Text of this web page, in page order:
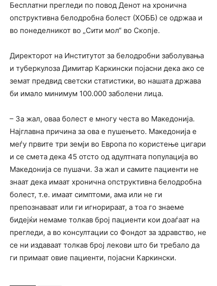
Бесплатни прегледи по повод Денот на хронична
опструктивна белодробна болест (ХОББ) се одржаа и
во понеделникот во „Сити мол“ во Скопје.
Директорот на Институтот за белодробни заболувања
и туберкулоза Димитар Каркински појасни дека ако се
земат предвид светски статистики, во нашата држава
би имало минимум 100.000 заболени лица.
– За жал, оваа болест е многу честа во Македонија.
Најглавна причина за ова е пушењето. Македонија е
меѓу првите три земји во Европа по користење цигари
и се смета дека 45 отсто од адултната популација во
Македонија се пушачи. За жал и самите пациенти не
знаат дека имаат хронична опструктивна белодробна
болест, т.е. имаат симптоми, ама или не ги
препознаваат или ги игнорираат, а тоа го знаеме
бидејќи немаме толкав број пациенти кои доаѓаат на
прегледи, а во консултации со Фондот за здравство, не
се ни издаваат толкав број лекови што би требало да
ги примаат овие пациенти, појасни Каркински.